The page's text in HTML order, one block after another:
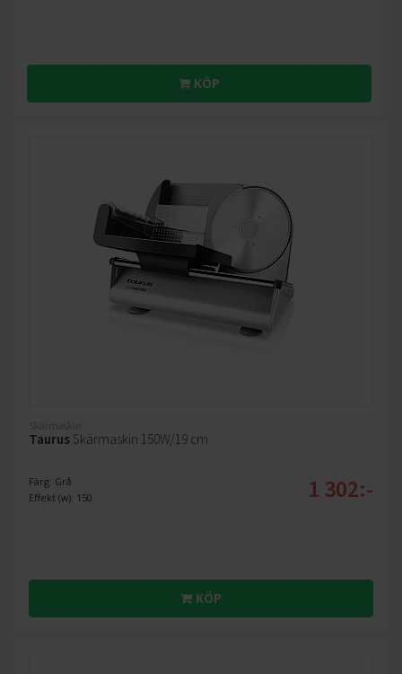
KÖP
Skärmaskin
Taurus Skärmaskin 150W/19 cm
Färg: Grå
Effekt (w): 150
1 302:-
KÖP